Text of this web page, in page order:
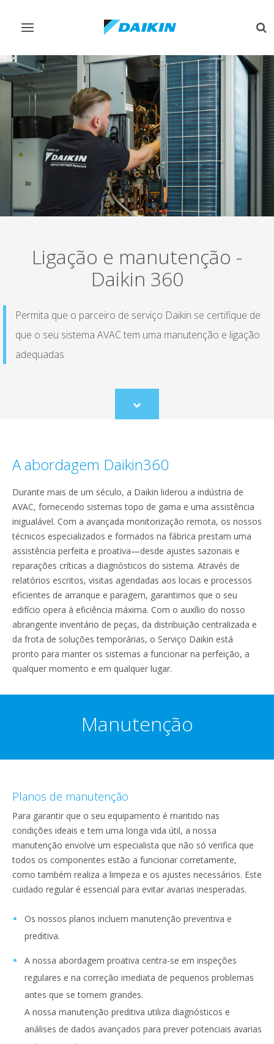
Comutar
Ligação e manutenção -
Daikin 360
Permita que o parceiro de serviço Daikin se certifique de
que o seu sistema AVAC tem uma manutenção e ligação
adequadas
Scroll
to
A abordagem Daikin360
Durante mais de um século, a Daikin liderou a indústria de
AVAC, fornecendo sistemas topo de gama e uma assistência
inigualável. Com a avançada monitorização remota, os nossos
técnicos especializados e formados na fábrica prestam uma
assistência perfeita e proativa—desde ajustes sazonais e
reparações críticas a diagnósticos do sistema. Através de
relatórios escritos, visitas agendadas aos locais e processos
eficientes de arranque e paragem, garantimos que o seu
edifício opera à eficiência máxima. Com o auxílio do nosso
abrangente inventário de peças, da distribuição centralizada e
da frota de soluções temporárias, o Serviço Daikin está
pronto para manter os sistemas a funcionar na perfeição, a
qualquer momento e em qualquer lugar.
Manutenção
Planos de manutenção
Para garantir que o seu equipamento é mantido nas
condições ideais e tem uma longa vida útil, a nossa
manutenção envolve um especialista que não só verifica que
todos os componentes estão a funcionar corretamente,
como também realiza a limpeza e os ajustes necessários. Este
cuidado regular é essencial para evitar avarias inesperadas.
Os nossos planos incluem manutenção preventiva e
preditiva.
A nossa abordagem proativa centra-se em inspeções
regulares e na correção imediata de pequenos problemas
antes que se tornem grandes.
A nossa manutenção preditiva utiliza diagnósticos e
análises de dados avançados para prever potenciais avarias